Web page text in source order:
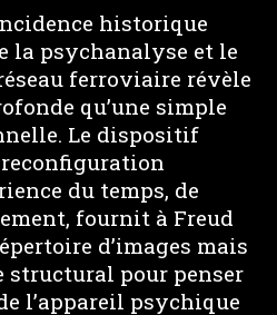
historique
la psychanalyse et le
ferroviaire révèle
qu’une simple
Le dispositif
du temps, de
fournit à Freud
d’images mais
structural pour penser
l’appareil psychique